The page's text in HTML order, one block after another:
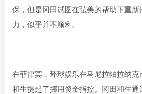
保，但是冈田试图在弘美的帮助下重新
力，似乎并不顺利。
在菲律宾，环球娱乐在马尼拉帕拉纳克
和生提起了挪用资金指控。冈田和生